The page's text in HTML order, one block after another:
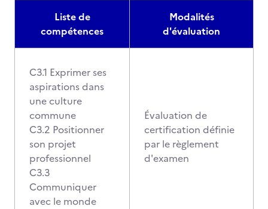
Liste de
compétences
Modalités
d'évaluation
C3.1 Exprimer ses
aspirations dans
une culture
commune
C3.2 Positionner
son projet
professionnel
C3.3
Communiquer
avec le monde
Évaluation de
certification définie
par le règlement
d'examen